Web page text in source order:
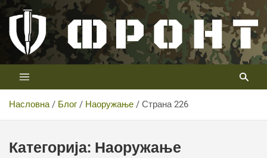
Скип
цонтент
Телевизија ФРОНТ
Први војни канал у Србији
Насловна Блог Наоружање Страна 226
Категорија: Наоружање